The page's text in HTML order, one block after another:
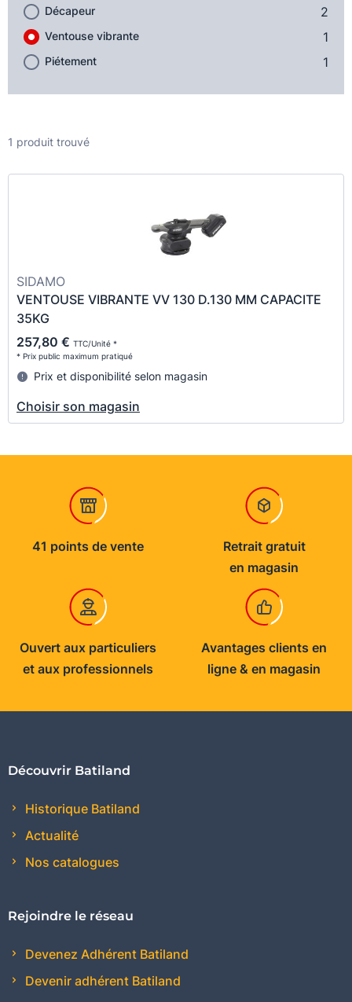
Décapeur 2
Ventouse vibrante 1
Piétement 1
1 produit trouvé
SIDAMO
VENTOUSE VIBRANTE VV 130 D.130 MM CAPACITE
35KG
257,80 € TTC/Unité *
* Prix public maximum pratiqué
Prix et disponibilité selon magasin
Choisir son magasin
41 points de vente
Retrait gratuit
en magasin
Ouvert aux particuliers
et aux professionnels
Avantages clients en
ligne & en magasin
Découvrir Batiland
Historique Batiland
Actualité
Nos catalogues
Rejoindre le réseau
Devenez Adhérent Batiland
Devenir adhérent Batiland